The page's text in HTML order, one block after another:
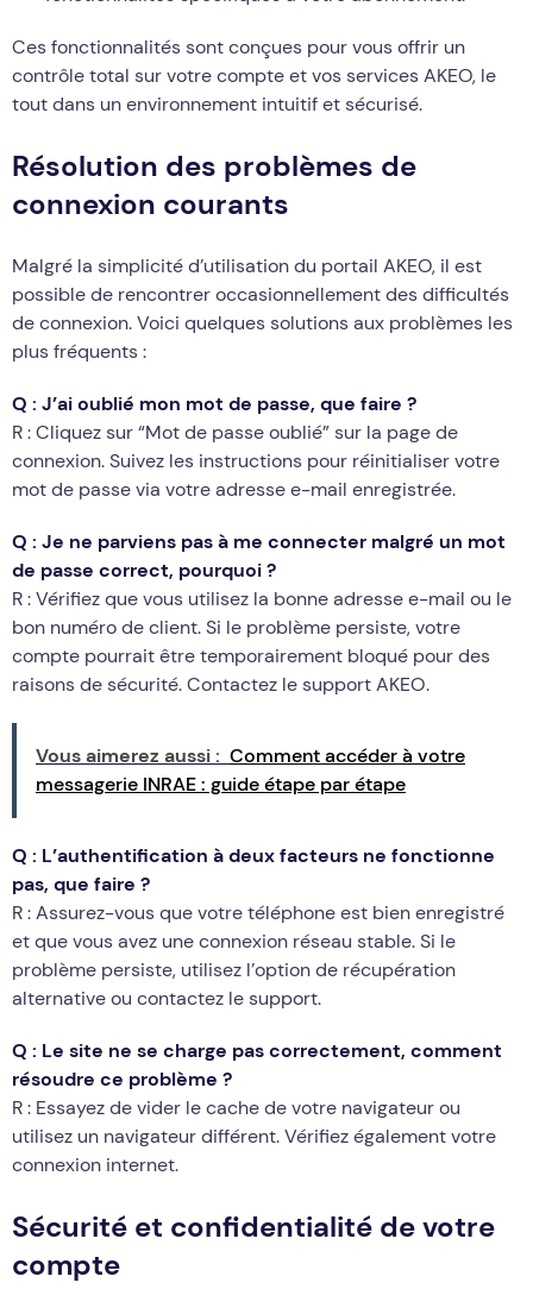
Ces fonctionnalités sont conçues pour vous offrir un
contrôle total sur votre compte et vos services AKEO, le
tout dans un environnement intuitif et sécurisé.
Résolution des problèmes de
connexion courants
Malgré la simplicité d’utilisation du portail AKEO, il est
possible de rencontrer occasionnellement des difficultés
de connexion. Voici quelques solutions aux problèmes les
plus fréquents :
Q : J’ai oublié mon mot de passe, que faire ?
R : Cliquez sur “Mot de passe oublié” sur la page de
connexion. Suivez les instructions pour réinitialiser votre
mot de passe via votre adresse e-mail enregistrée.
Q : Je ne parviens pas à me connecter malgré un mot
de passe correct, pourquoi ?
R : Vérifiez que vous utilisez la bonne adresse e-mail ou le
bon numéro de client. Si le problème persiste, votre
compte pourrait être temporairement bloqué pour des
raisons de sécurité. Contactez le support AKEO.
Vous aimerez aussi : Comment accéder à votre
messagerie INRAE : guide étape par étape
Q : L’authentification à deux facteurs ne fonctionne
pas, que faire ?
R : Assurez-vous que votre téléphone est bien enregistré
et que vous avez une connexion réseau stable. Si le
problème persiste, utilisez l’option de récupération
alternative ou contactez le support.
Q : Le site ne se charge pas correctement, comment
résoudre ce problème ?
R : Essayez de vider le cache de votre navigateur ou
utilisez un navigateur différent. Vérifiez également votre
connexion internet.
Sécurité et confidentialité de votre
compte